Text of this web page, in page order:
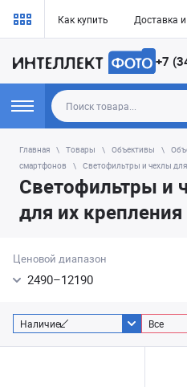
Как купить Доставка
+7
Главная Товары Объективы
смартфонов
Светофильтры и чехлы
Светофильтры и
для их крепления
Ценовой диапазон
2490–12190
Наличие Все